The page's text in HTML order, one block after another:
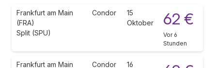
Frankfurt am Main
(FRA)
Split (SPU)
Condor
15
Oktober
62 €
Vor 6
Stunden
Frankfurt am Main Condor 16